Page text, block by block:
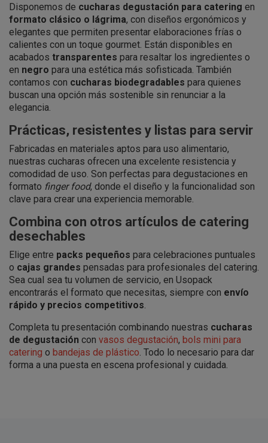
Disponemos de cucharas degustación para catering en
formato clásico o lágrima, con diseños ergonómicos y
elegantes que permiten presentar elaboraciones frías o
calientes con un toque gourmet. Están disponibles en
acabados transparentes para resaltar los ingredientes o
en negro para una estética más sofisticada. También
contamos con cucharas biodegradables para quienes
buscan una opción más sostenible sin renunciar a la
elegancia.
Prácticas, resistentes y listas para servir
Fabricadas en materiales aptos para uso alimentario,
nuestras cucharas ofrecen una excelente resistencia y
comodidad de uso. Son perfectas para degustaciones en
formato finger food, donde el diseño y la funcionalidad son
clave para crear una experiencia memorable.
Combina con otros artículos de catering
desechables
Elige entre packs pequeños para celebraciones puntuales
o cajas grandes pensadas para profesionales del catering.
Sea cual sea tu volumen de servicio, en Usopack
encontrarás el formato que necesitas, siempre con envío
rápido y precios competitivos
Completa tu presentación combinando nuestras cucharas
de degustación con vasos degustación, bols mini para
catering o bandejas de plástico . Todo lo necesario para dar
forma a una puesta en escena profesional y cuidada.